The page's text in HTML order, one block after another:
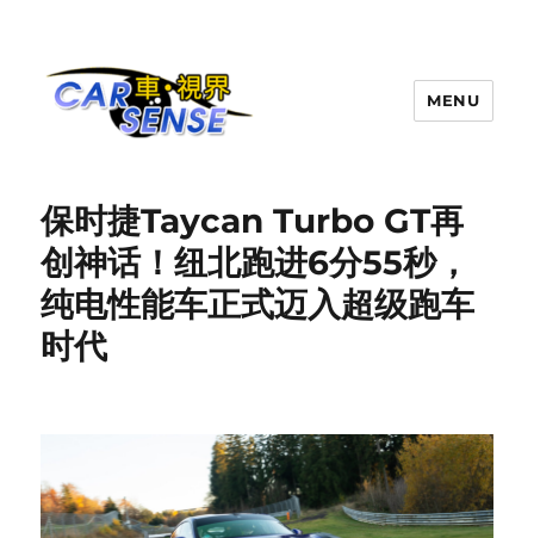
MENU
保时捷Taycan Turbo GT再
创神话！纽北跑进6分55秒，
纯电性能车正式迈入超级跑车
时代